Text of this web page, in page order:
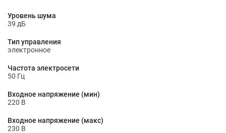
Уровень шума
39 дБ
Тип управления
электронное
Частота электросети
50 Гц
Входное напряжение (мин)
220 В
Входное напряжение (макс)
230 В